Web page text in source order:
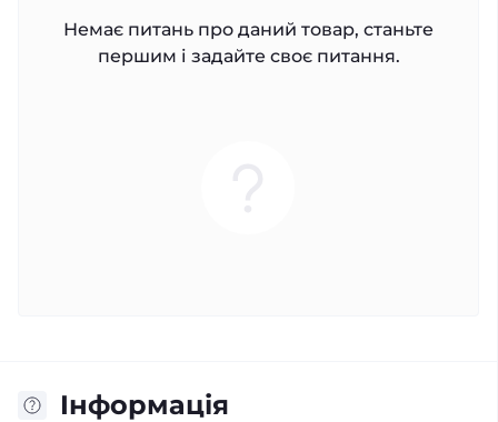
Немає питань про даний товар, станьте
першим і задайте своє питання.
Iнформація